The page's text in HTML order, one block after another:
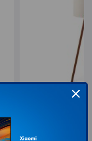
OPVIQ Podna lampa